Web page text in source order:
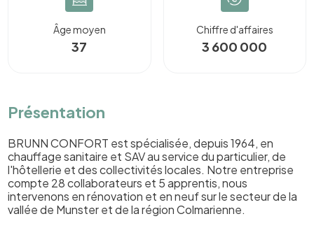
Âge moyen
37
Chiffre d'affaires
3 600 000
Présentation
BRUNN CONFORT est spécialisée, depuis 1964, en
chauffage sanitaire et SAV au service du particulier, de
l'hôtellerie et des collectivités locales. Notre entreprise
compte 28 collaborateurs et 5 apprentis, nous
intervenons en rénovation et en neuf sur le secteur de la
vallée de Munster et de la région Colmarienne.